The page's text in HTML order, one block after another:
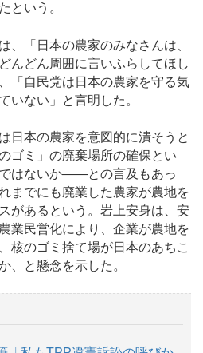
という。
「日本の農家のみなさんは、
んどん周囲に言いふらしてほし
「自民党は日本の農家を守る気
いない」と言明した。
日本の農家を意図的に潰そうと
ゴミ」の廃棄場所の確保とい
はないか――との言及もあっ
までにも廃業した農家が農地を
があるという。岩上安身は、安
業民営化により、企業が農地を
核のゴミ捨て場が日本のあちこ
、と懸念を示した。